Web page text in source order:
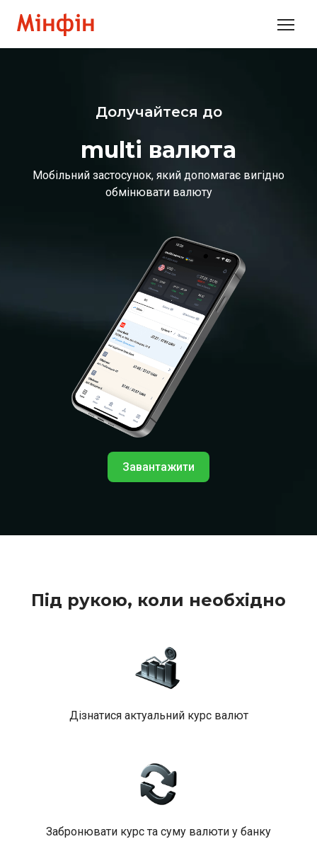
Долучайтеся до
multi валюта
Мобільний застосунок, який допомагає вигідно
обмінювати валюту
Завантажити
Під рукою, коли необхідно
Дізнатися актуальний курс валют
Забронювати курс та суму валюти у банку